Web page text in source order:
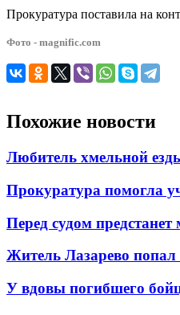
Прокуратура поставила на
Фото - magnific.com
Похожие новости
Любитель хмельной
Прокуратура помогла
Перед судом
Житель Лазарево попал
У вдовы погибшего